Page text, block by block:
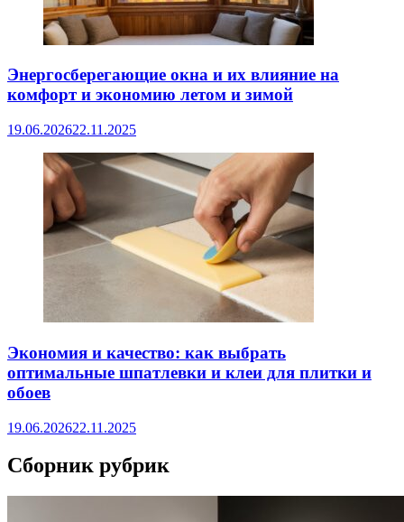
Энергосберегающие окна и их влияние на
комфорт и экономию летом и зимой
19.06.202622.11.2025
Экономия и качество: как выбрать
оптимальные шпатлевки и клеи для плитки и
обоев
19.06.202622.11.2025
Сборник рубрик